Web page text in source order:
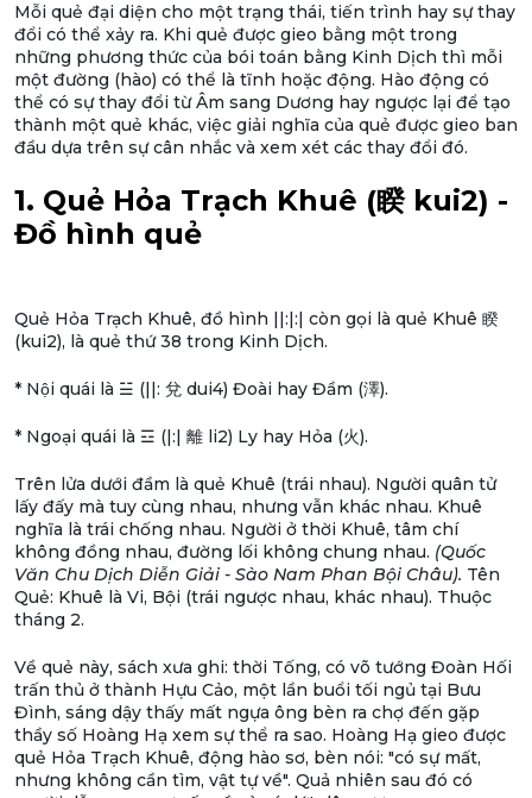
Mỗi quẻ đại diện cho một trạng thái, tiến trình hay sự thay
đổi có thể xảy ra. Khi quẻ được gieo bằng một trong
những phương thức của bói toán bằng Kinh Dịch thì mỗi
một đường (hào) có thể là tĩnh hoặc động. Hào động có
thể có sự thay đổi từ Âm sang Dương hay ngược lại để tạo
thành một quẻ khác, việc giải nghĩa của quẻ được gieo ban
đầu dựa trên sự cân nhắc và xem xét các thay đổi đó.
1. Quẻ Hỏa Trạch Khuê (睽 kui2) -
Đồ hình quẻ
Quẻ Hỏa Trạch Khuê, đồ hình ||:|:| còn gọi là quẻ Khuê 睽
(kui2), là quẻ thứ 38 trong Kinh Dịch.
* Nội quái là ☱ (||: 兌 dui4) Đoài hay Đầm (澤).
* Ngoại quái là ☲ (|:| 離 li2) Ly hay Hỏa (火).
Trên lửa dưới đầm là quẻ Khuê (trái nhau). Người quân tử
lấy đấy mà tuy cùng nhau, nhưng vẫn khác nhau. Khuê
nghĩa là trái chống nhau. Người ở thời Khuê, tâm chí
không đồng nhau, đường lối không chung nhau. (Quốc
Văn Chu Dịch Diễn Giải - Sào Nam Phan Bội Châu). Tên
Quẻ: Khuê là Vi, Bội (trái ngược nhau, khác nhau). Thuộc
tháng 2.
Về quẻ này, sách xưa ghi: thời Tống, có võ tướng Đoàn Hối
trấn thủ ở thành Hựu Cảo, một lần buổi tối ngủ tại Bưu
Đình, sáng dậy thấy mất ngựa ông bèn ra chợ đến gặp
thầy số Hoàng Hạ xem sự thể ra sao. Hoàng Hạ gieo được
quẻ Hỏa Trạch Khuê, động hào sơ, bèn nói: "có sự mất,
nhưng không cần tìm, vật tự về". Quả nhiên sau đó có